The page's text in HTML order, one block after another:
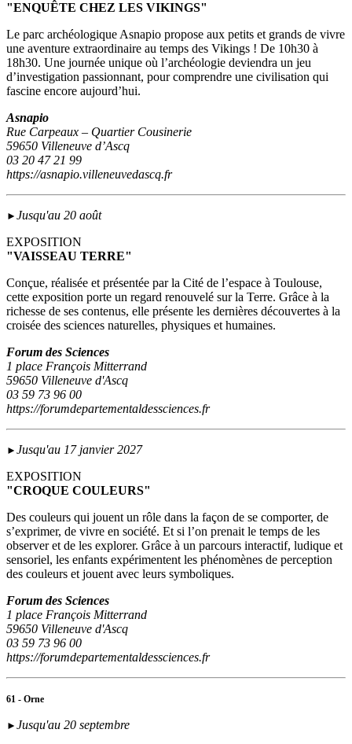
"ENQUÊTE CHEZ LES VIKINGS"
Le parc archéologique Asnapio propose aux petits et grands de vivre
une aventure extraordinaire au temps des Vikings ! De 10h30 à
18h30. Une journée unique où l’archéologie deviendra un jeu
d’investigation passionnant, pour comprendre une civilisation qui
fascine encore aujourd’hui.
Asnapio
Rue Carpeaux – Quartier Cousinerie
59650 Villeneuve d’Ascq
03 20 47 21 99
https://asnapio.villeneuvedascq.fr
► Jusqu'au 20 août
EXPOSITION
"VAISSEAU TERRE"
Conçue, réalisée et présentée par la Cité de l’espace à Toulouse,
cette exposition porte un regard renouvelé sur la Terre. Grâce à la
richesse de ses contenus, elle présente les dernières découvertes à la
croisée des sciences naturelles, physiques et humaines.
Forum des Sciences
1 place François Mitterrand
59650 Villeneuve d'Ascq
03 59 73 96 00
https://forumdepartementaldessciences.fr
► Jusqu'au 17 janvier 2027
EXPOSITION
"CROQUE COULEURS"
Des couleurs qui jouent un rôle dans la façon de se comporter, de
s’exprimer, de vivre en société. Et si l’on prenait le temps de les
observer et de les explorer. Grâce à un parcours interactif, ludique et
sensoriel, les enfants expérimentent les phénomènes de perception
des couleurs et jouent avec leurs symboliques.
Forum des Sciences
1 place François Mitterrand
59650 Villeneuve d'Ascq
03 59 73 96 00
https://forumdepartementaldessciences.fr
61 - Orne
► Jusqu'au 20 septembre